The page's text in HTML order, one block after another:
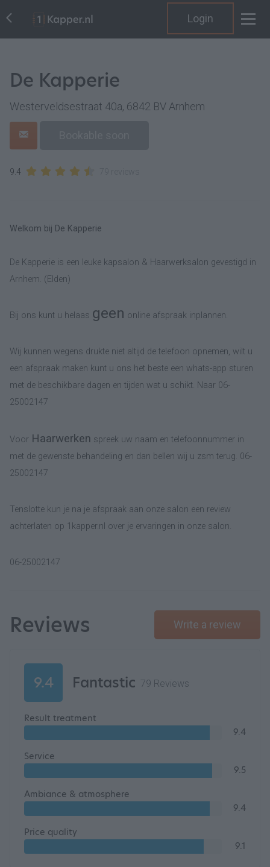
Login
De Kapperie
Westerveldsestraat 40a, 6842 BV Arnhem
9.4
Welkom bij De Kapperie
De Kapperie is een leuke kapsalon & Haarwerksalon gevestigd in
Arnhem. (Elden)
Bij ons kunt u helaas geen online afspraak inplannen.
Wij kunnen wegens drukte niet altijd de telefoon opnemen, wilt u
een afspraak maken kunt u ons het beste een whats-app sturen
met de beschikbare dagen en tijden wat u schikt. Naar 06-
25002147
Voor Haarwerken spreek uw naam en telefoonnummer in
met de gewenste behandeling en dan bellen wij u zsm terug. 06-
25002147
Tenslotte kun je na je afspraak aan onze salon een review
achterlaten op 1kapper.nl over je ervaringen in onze salon.
06-25002147
Reviews Write a review
9.4 Fantastic 79 Reviews
Result treatment
9.4
Service
9.5
Ambiance & atmosphere
9.4
Price quality
9.1